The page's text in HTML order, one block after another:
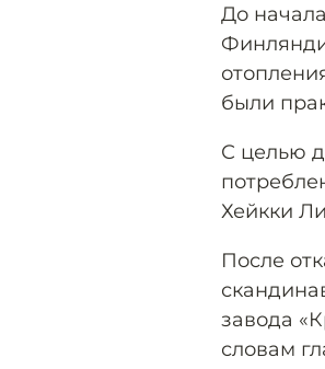
До
были
С целью
Хейкки
После
завода
словам